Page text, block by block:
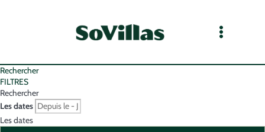
Rechercher
FILTRES
Rechercher
Les dates
Les dates